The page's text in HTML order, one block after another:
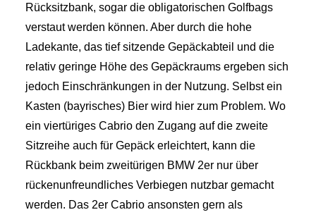
Rücksitzbank, sogar die obligatorischen Golfbags
verstaut werden können. Aber durch die hohe
Ladekante, das tief sitzende Gepäckabteil und die
relativ geringe Höhe des Gepäckraums ergeben sich
jedoch Einschränkungen in der Nutzung. Selbst ein
Kasten (bayrisches) Bier wird hier zum Problem. Wo
ein viertüriges Cabrio den Zugang auf die zweite
Sitzreihe auch für Gepäck erleichtert, kann die
Rückbank beim zweitürigen BMW 2er nur über
rückenunfreundliches Verbiegen nutzbar gemacht
werden. Das 2er Cabrio ansonsten gern als